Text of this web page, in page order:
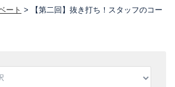
ート >
【第二回】抜き打ち！スタッフのコー